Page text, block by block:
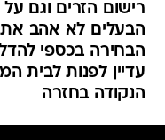
רישום הזרים וגם
הבעלים לא אהב
הבחירה בכספי
עדיין לפנות לבית
הנקודה בחזרה